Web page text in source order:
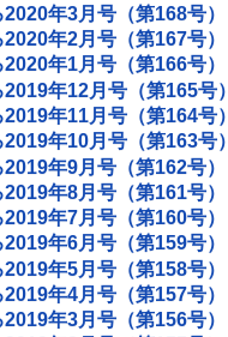
年3月号（第168号）
年2月号（第167号）
年1月号（第166号）
年12月号（第165号）
年11月号（第164号）
年10月号（第163号）
年9月号（第162号）
年8月号（第161号）
年7月号（第160号）
年6月号（第159号）
年5月号（第158号）
年4月号（第157号）
年3月号（第156号）